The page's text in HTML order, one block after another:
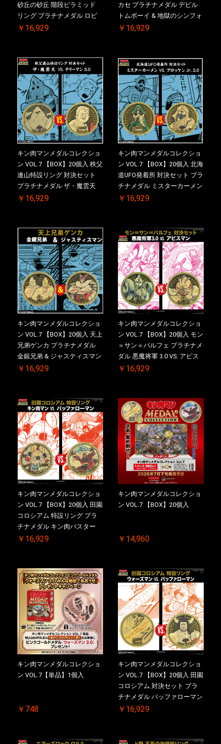
砂丘の砂丘 階段ピラミッド
リング プラチナメダル ロビ
ンマスク VS.ネメシス 【初回
2026/10/30 一斉出荷予定
￥16,929
カセ プラチナメダル デビル
トムボーイ & 地獄のシンフォ
ニー ケース付き【初回購入特
一斉出荷予定
￥16,929
キン肉マンメダルコレクショ
ン VOL.7 【BOX】20個入 秩父
連山特設リング 対決セット
プラチナメダル ザ・魔雲天
VS. テリーマン 3.0 ケース付
注分】2026/10/30 一斉出荷予
￥16,929
キン肉マンメダルコレクショ
ン VOL.7 【BOX】20個入 北海
道UFO発着所 対決セット プラ
チナメダル ミスターカーメン
VS. ブロッケン Jr. 2.0 ケース
【二次受注分】2026/10/30 一
斉出荷予定
￥16,929
キン肉マンメダルコレクショ
ン VOL.7 【BOX】20個入 天上
兄弟ゲンカ プラチナメダル
金銀兄弟 & ジャスティスマン
2.0 ケース付き【初回購入特
一斉出荷予定
￥16,929
キン肉マンメダルコレクショ
ン VOL.7 【BOX】20個入 モン
＝サン＝パルフェ プラチナメ
ダル 悪魔将軍 3.0 VS. アビス
マン【初回購入特典 】
斉出荷予定
￥16,929
キン肉マンメダルコレクショ
ン VOL.7 【BOX】20個入 田園
コロシアム 特設リング プラ
チナメダル キン肉バスター
VS. キン肉バスターやぶり 初
メダル(非売品)付
￥16,929
キン肉マンメダルコレクショ
ン VOL.7 【BOX】20個入
￥14,960
キン肉マンメダルコレクショ
ン VOL.7【単品】1個入
￥748
キン肉マンメダルコレクショ
ン VOL.7 【BOX】20個入 田園
コロシアム 対決セット プラ
チナメダル バッファローマン
2.0 顎髭 Ver. VS. 光の矢 初回
メダル(非売品)付
￥16,929